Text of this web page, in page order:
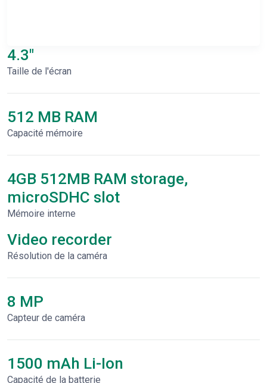
4.3"
Taille de l'écran
512 MB RAM
Capacité mémoire
4GB 512MB RAM storage,
microSDHC slot
Mémoire interne
Video recorder
Résolution de la caméra
8 MP
Capteur de caméra
1500 mAh Li-Ion
Capacité de la batterie